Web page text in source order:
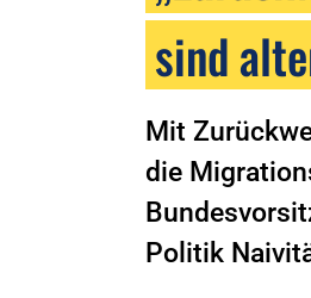
sind
Mit
die
Politik